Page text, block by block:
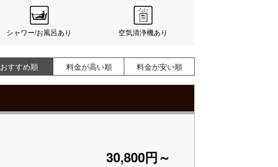
シャワー/お風呂あり 空気清浄機あり
おすすめ順 料金が高い順 料金が安い順
30,800円～